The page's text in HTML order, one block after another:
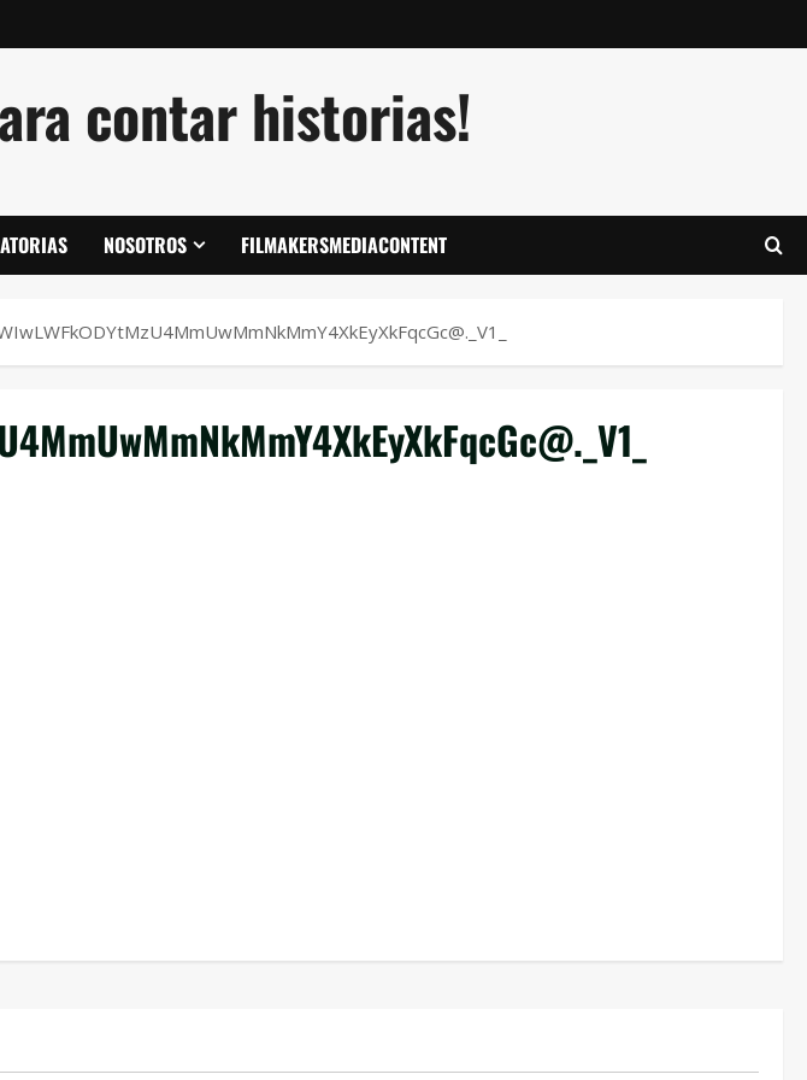
contar historias!
NOSOTROS FILMAKERSMEDIACONTENT